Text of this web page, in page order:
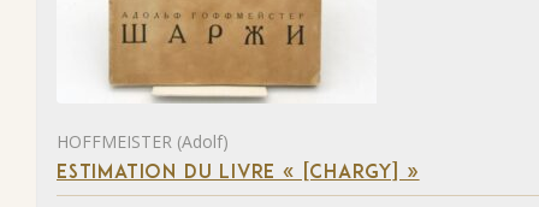
HOFFMEISTER (Adolf)
ESTIMATION DU LIVRE « [CHARGY] »